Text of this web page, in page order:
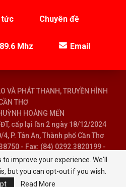
tức Chuyên đề
Mhz Email
VÀ PHÁT THANH, TRUYỀN HÌNH
THƠ
HOÀNG MẾN
cấp lại lần 2 ngày 18/12/2024
P. Tân An, Thành phố Cần Thơ
- Fax: (84) 0292.3820199 -
improve your experience. We'll
but you can opt-out if you wish.
Read More